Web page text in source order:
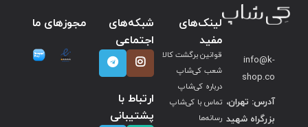
info@k-
shop.co
آدرس: تهران،
بزرگراه شهید
لینک‌های
مفید
قوانین برگشت کالا
شعب کی‌شاپ
درباره کی‌شاپ
تماس با کی‌شاپ
رسانه‌ها
شبکه‌های
اجتماعی
ارتباط با
پشتیبانی
مجوزهای ما